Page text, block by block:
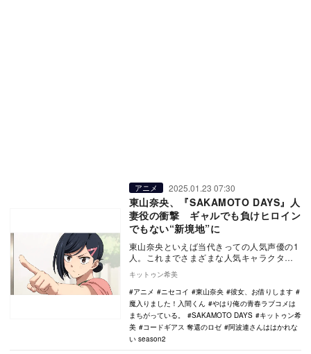
アニメ 2025.01.23 07:30
東山奈央、『SAKAMOTO DAYS』人
妻役の衝撃 ギャルでも負けヒロイン
でもない“新境地”に
東山奈央といえば当代きっての人気声優の1
人。これまでさまざまな人気キャラクター
を演じてきたが、1月から始まった2025年
冬アニメ…
キットゥン希美
アニメ
ニセコイ 東山奈央
彼女、お借りします
魔入りました！入間くん
やはり俺の青春ラブコメは
まちがっている。
SAKAMOTO DAYS
キットゥン希
美
コードギアス 奪還のロゼ
阿波連さんははかれな
い season2